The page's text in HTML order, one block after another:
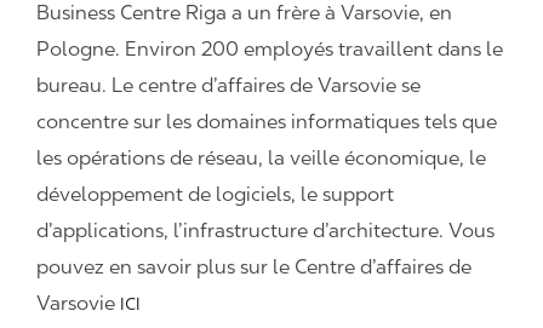
Business Centre Riga a un frère à Varsovie, en
Pologne. Environ 200 employés travaillent dans le
bureau. Le centre d’affaires de Varsovie se
concentre sur les domaines informatiques tels que
les opérations de réseau, la veille économique, le
développement de logiciels, le support
d’applications, l’infrastructure d’architecture. Vous
pouvez en savoir plus sur le Centre d’affaires de
Varsovie ICI